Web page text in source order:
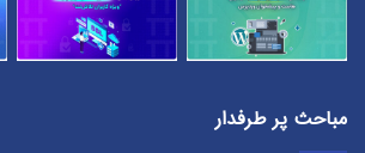
مباحث پر طرفدار